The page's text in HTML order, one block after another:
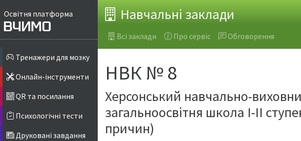
Освітня платформа
Тренажери для мозку
Онлайн-інструменти
QR та посилання
Психологічні тести
Друковані завдання
Навчальні заклади
Всі заклади Про сервіс Обговорення
НВК № 8
Херсонський навчально-
загальноосвітня школа І-ІІ
причин)